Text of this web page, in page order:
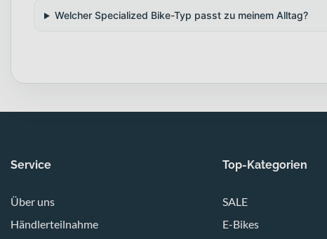
Welcher Specialized Bike-Typ passt zu meinem Alltag?
Service
Über uns
Händlerteilnahme
Top-Kategorien
SALE
E-Bikes